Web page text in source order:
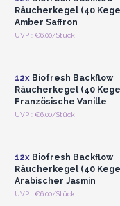
Räucherkegel (40
Amber Saffron
UVP : €6.00/StückAnmelden oder
12xBiofresh Backflow
Räucherkegel (40
Französische Vanille
UVP : €6.00/StückAnmelden oder
12xBiofresh Backflow
Räucherkegel (40
Arabischer Jasmin
UVP : €6.00/StückAnmelden oder